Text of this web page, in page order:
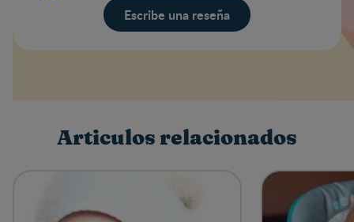
Escribe una reseña
Escribe una reseña
Articulos relacionados